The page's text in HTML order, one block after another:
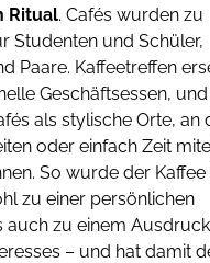
Ritual. Cafés wurden zu
Studenten und Schüler,
Paare. Kaffeetreffen
Geschäftsessen,
als stylische Orte, an
oder einfach Zeit
So wurde der
zu einer persönlichen
auch zu einem
– und hat damit